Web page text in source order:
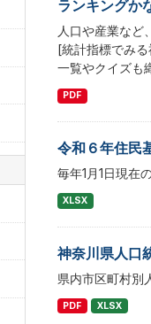
ランキングか
人口や産業など
[統計指標でみ
一覧やクイズも
PDF
令和６年住民
毎年1月1日現在
XLSX
神奈川県人口
県内市区町村別
PDF XLSX